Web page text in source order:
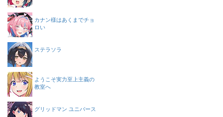
カナン様はあくまでチョ
ロい
ステラソラ
ようこそ実力至上主義の
教室へ
グリッドマン ユニバース